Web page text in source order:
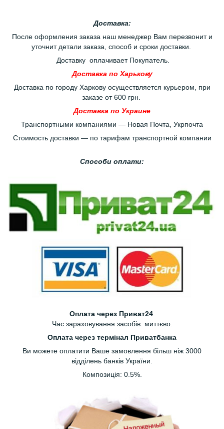
Доставка:
После оформления заказа наш менеджер Вам перезвонит и
уточнит детали заказа, способ и сроки доставки.
Доставку оплачивает Покупатель.
Доставка по Харькову
Доставка по городу Харкову осуществляется курьером, при
заказе от 600 грн.
Доставка по Украине
Транспортными компаниями — Новая Почта, Укрпочта
Стоимость доставки — по тарифам транспортной компании
Способи оплати:
Оплата через Приват24.
Час зараховування засобів: миттєво.
Оплата через термінал Приватбанка
Ви можете оплатити Ваше замовлення більш ніж 3000
відділень банків України.
Композиція: 0.5%.